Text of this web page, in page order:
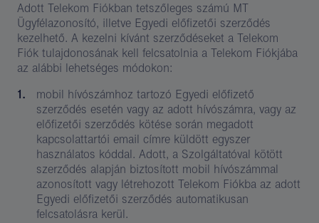
Adott Telekom Fiókban tetszőleges számú MT
Ügyfélazonosító, illetve Egyedi előfizetői szerződés
kezelhető. A kezelni kívánt szerződéseket a Telekom
Fiók tulajdonosának kell felcsatolnia a Telekom Fiókjába
az alábbi lehetséges módokon:
mobil hívószámhoz tartozó Egyedi előfizető
szerződés esetén vagy az adott hívószámra, vagy az
előfizetői szerződés kötése során megadott
kapcsolattartói email címre küldött egyszer
használatos kóddal. Adott, a Szolgáltatóval kötött
szerződés alapján biztosított mobil hívószámmal
azonosított vagy létrehozott Telekom Fiókba az adott
Egyedi előfizetői szerződés automatikusan
felcsatolásra kerül.